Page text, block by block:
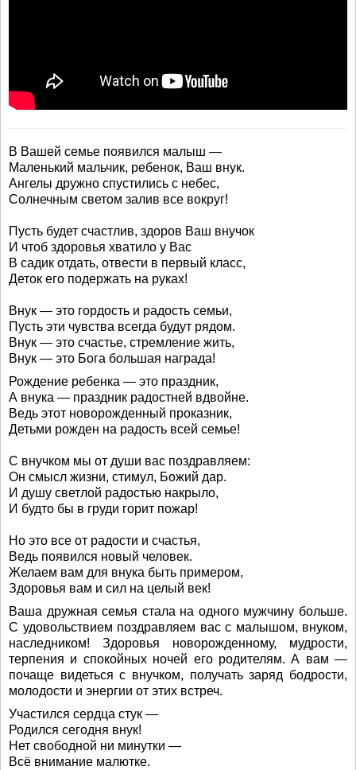
В Вашей семье появился малыш —
Маленький мальчик, ребенок, Ваш внук.
Ангелы дружно спустились с небес,
Солнечным светом залив все вокруг!
Пусть будет счастлив, здоров Ваш внучок
И чтоб здоровья хватило у Вас
В садик отдать, отвести в первый класс,
Деток его подержать на руках!
Внук — это гордость и радость семьи,
Пусть эти чувства всегда будут рядом.
Внук — это счастье, стремление жить,
Внук — это Бога большая награда!
Рождение ребенка — это праздник,
А внука — праздник радостней вдвойне.
Ведь этот новорожденный проказник,
Детьми рожден на радость всей семье!
С внучком мы от души вас поздравляем:
Он смысл жизни, стимул, Божий дар.
И душу светлой радостью накрыло,
И будто бы в груди горит пожар!
Но это все от радости и счастья,
Ведь появился новый человек.
Желаем вам для внука быть примером,
Здоровья вам и сил на целый век!
Ваша дружная семья стала на одного мужчину больше.
С удовольствием поздравляем вас с малышом, внуком,
наследником! Здоровья новорожденному, мудрости,
терпения и спокойных ночей его родителям. А вам —
почаще видеться с внучком, получать заряд бодрости,
молодости и энергии от этих встреч.
Участился сердца стук —
Родился сегодня внук!
Нет свободной ни минутки —
Всё внимание малютке.